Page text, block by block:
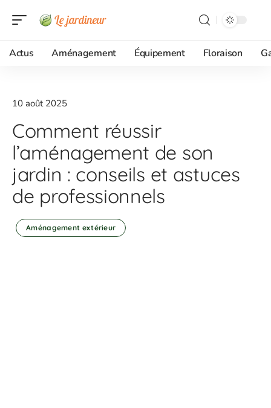
Actus Aménagement Équipement Floraison
10 août 2025
Comment réussir
l’aménagement de son
jardin : conseils et astuces
de professionnels
Aménagement extérieur